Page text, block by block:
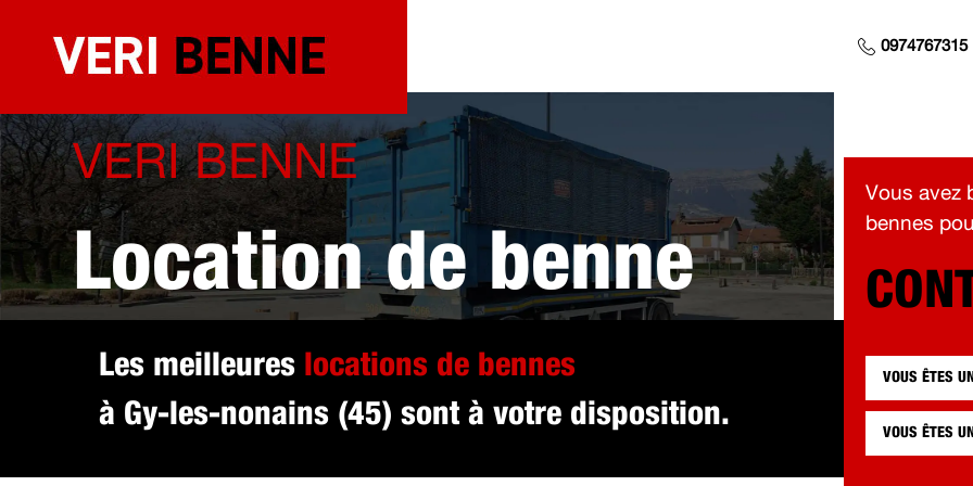
contenu
0974767315
VERI BENNE
Location de benne
sélectionné pour vous à
(45)
Les meilleures locations de bennes
à Gy-les-nonains (45) sont à votre disposition.
Vous avez
bennes
VOUS ÊTES UN
VOUS ÊTES UN